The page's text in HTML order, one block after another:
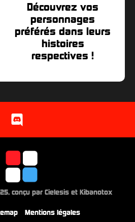
Découvrez vos
personnages
préférés dans leurs
histoires
respectives !
conçu par Cielesis et Kibanotox
Mentions légales